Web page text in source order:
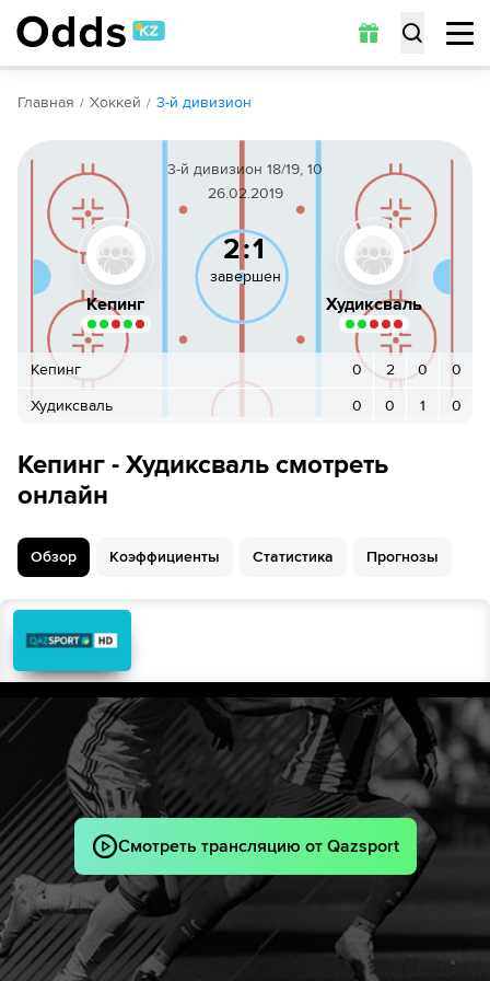
Обзор Коэффициенты Прогнозы
Главная Хоккей 3-й дивизион
3-й дивизион 18/19, 10
26.02.2019
Кепинг
2:1
завершен
Худиксваль
Кепинг 0 2 0
0
Худиксваль
0 0 1 0
Кепинг - Худиксваль смотреть
онлайн
Обзор Коэффициенты Статистика Прогнозы
Смотреть трансляцию от Qazsport